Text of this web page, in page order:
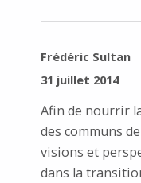
RÉDIGÉ PAR :
Frédéric Sultan
PUBLIÉ SUR :
31 juillet 2014
Afin de nourrir
des communs
visions et
dans la